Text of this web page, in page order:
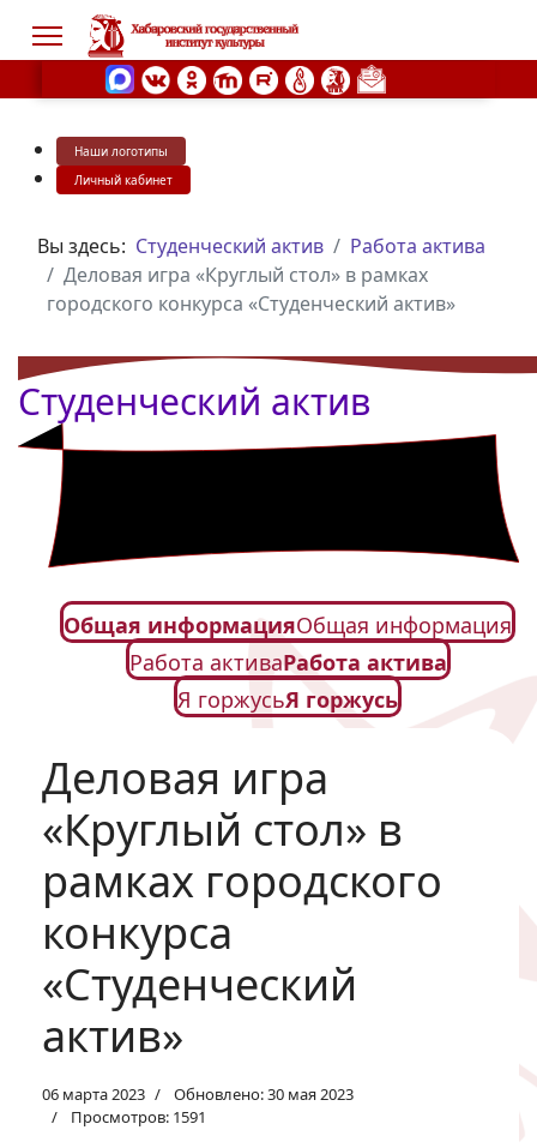
Наши логотипы
Личный кабинет
Вы здесь: Студенческий актив
Работа актива
Деловая игра «Круглый стол» в рамках
городского конкурса «Студенческий актив»
Студенческий актив
Общая информацияОбщая информация
Работа активаРабота актива
Я горжусьЯ горжусь
Деловая игра
«Круглый стол» в
рамках городского
конкурса
«Студенческий
актив»
06 марта 2023
Обновлено: 30 мая 2023
Просмотров: 1591